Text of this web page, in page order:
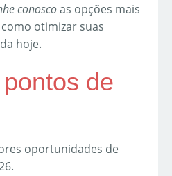
conoscoas opções mais
otimizar suas
hoje.
de
oportunidades de